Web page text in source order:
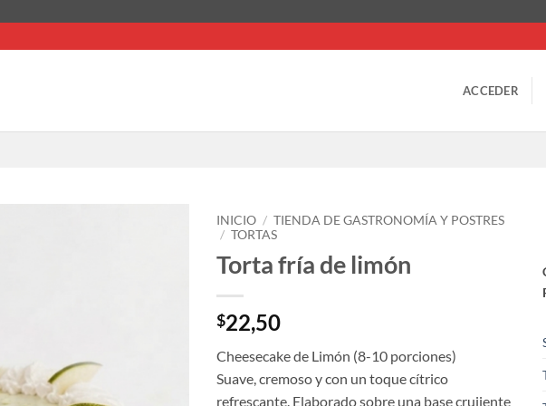
ACCEDER
INICIO / TIENDA DE GASTRONOMÍA Y POSTRES
/ TORTAS
Torta fría de limón
$22,50
Cheesecake de Limón (8-10 porciones)
Suave, cremoso y con un toque cítrico
refrescante. Elaborado sobre una base crujiente